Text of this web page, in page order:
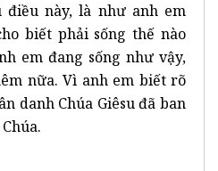
điều này, là như anh em
biết phải sống thế nào
em đang sống như vậy,
nữa. Vì anh em biết rõ
danh Chúa Giêsu đã ban